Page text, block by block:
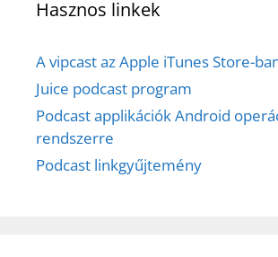
Hasznos linkek
A vipcast az Apple iTunes Store-
Juice podcast program
Podcast applikációk Android
rendszerre
Podcast linkgyűjtemény